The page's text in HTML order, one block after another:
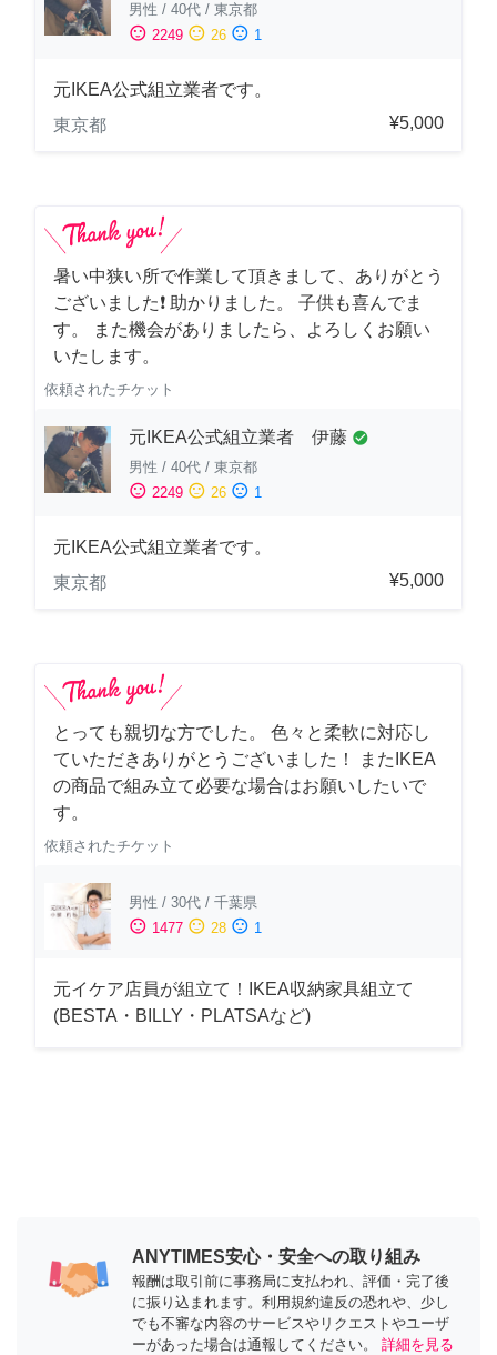
男性 / 40代 / 東京都
sentiment_satisfied 2249 sentiment_neutral 26 sentiment_dissatisfied 1
元IKEA公式組立業者です。
東京都
¥5,000
暑い中狭い所で作業して頂きまして、ありがとう
ございました❗️ 助かりました。 子供も喜んでま
す。 また機会がありましたら、よろしくお願い
いたします。
依頼されたチケット
元IKEA公式組立業者 伊藤 check_circle
男性 / 40代 / 東京都
sentiment_satisfied 2249 sentiment_neutral 26 sentiment_dissatisfied 1
元IKEA公式組立業者です。
東京都
¥5,000
とっても親切な方でした。 色々と柔軟に対応し
ていただきありがとうございました！ またIKEA
の商品で組み立て必要な場合はお願いしたいで
す。
依頼されたチケット
男性 / 30代 / 千葉県
sentiment_satisfied 1477 sentiment_neutral 28 sentiment_dissatisfied 1
元イケア店員が組立て！IKEA収納家具組立て
(BESTA・BILLY・PLATSAなど)
ANYTIMES安心・安全への取り組み
報酬は取引前に事務局に支払われ、評価・完了後
に振り込まれます。利用規約違反の恐れや、少し
でも不審な内容のサービスやリクエストやユーザ
ーがあった場合は通報してください。
詳細を見る